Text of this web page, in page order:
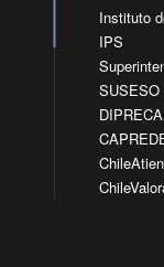
Instituto
IPS
SUSESO
DIPRECA